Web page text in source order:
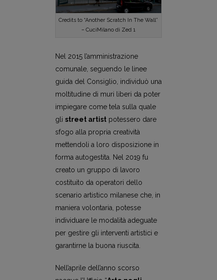
Credits to “Another Scratch In The Wall”
– CuciMilano di Zed 1
Nel 2015 l’amministrazione
comunale, seguendo le linee
guida del Consiglio, individuò una
moltitudine di muri liberi da poter
impiegare come tela sulla quale
gli street artistpotessero dare
sfogo alla propria creatività
mettendoli a loro disposizione in
forma autogestita. Nel 2019 fu
creato un gruppo di lavoro
costituito da operatori dello
scenario artistico milanese che, in
maniera volontaria, potesse
individuare le modalità adeguate
per gestire gli interventi artistici e
garantirne la buona riuscita.
Nell’aprile dell’anno scorso